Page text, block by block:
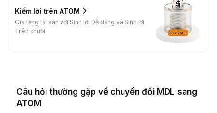
Kiếm lời trên ATOM
Gia tăng tài sản với Sinh lời Dễ dàng và Sinh lời
Trên chuỗi.
Câu hỏi thường gặp về chuyển đổi MDL sang
ATOM